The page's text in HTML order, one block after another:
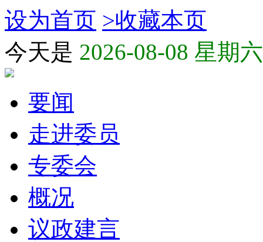
设为首页 >收藏本页
今天是 2026-08-08 星期六
要闻
走进委员
专委会
概况
议政建言